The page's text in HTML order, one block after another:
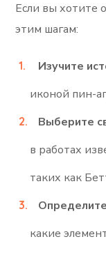
Если вы хотите
этим шагам:
Изучите
иконой пин-
Выберите
в работах
таких как
какие